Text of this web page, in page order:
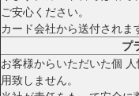
ご安心ください。
カード会社から送付されま
プ
お客様からいただいた個
用致しません。